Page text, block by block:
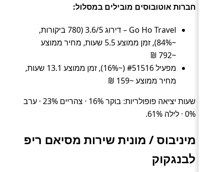
חברות אוטובוסים מובילים במסלול:
Go Ho Travel – דירוג 3.6/5 (780 ביקורות,
~84%), זמן ממוצע 5.5 שעות, מחיר ממוצע
~792 ₪
מפעיל #51516 (~16%), זמן ממוצע 13.1 שעות,
מחיר ממוצע ~159 ₪
שעות יציאה פופולריות: בוקר 16% · צהריים 23% · ערב
0% · לילה 61%.
מיניבוס / מונית שירות מסיאם ריפ
לבנגקוק